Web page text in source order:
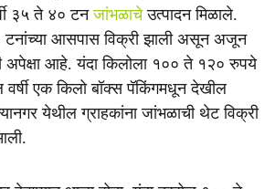
३५ ते ४० टनजांभळाचेउत्पादन मिळाले.
टनांच्या आसपास विक्री झाली असून अजून
अपेक्षा आहे. यंदा किलोला १०० ते १२० रुपये
एक किलो बॉक्स पॅकिंगमधून देखील
येथील ग्राहकांना जांभळाची थेट विक्री